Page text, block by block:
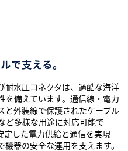
で支える。
耐水圧コネクタは、過酷な海洋
を備えています。通信線・電力
と外装線で保護されたケーブル
ど多様な用途に対応可能で
定した電力供給と通信を実現
器の安全な運用を支えます。